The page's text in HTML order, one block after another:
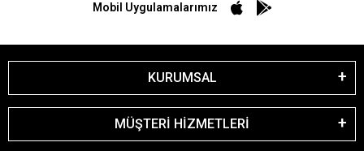
Mobil Uygulamalarımız
KURUMSAL
MÜŞTERİ HİZMETLERİ